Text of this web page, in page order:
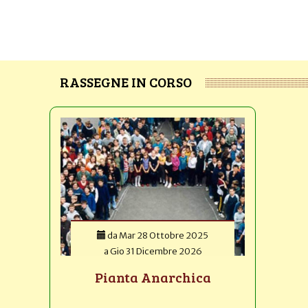
RASSEGNE IN CORSO
da Mar 28 Ottobre 2025
aGio 31 Dicembre 2026
Pianta Anarchica